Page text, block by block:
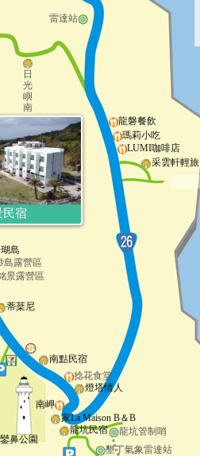
民宿
鼻公園
雷達站
龍磐餐飲
瑪莉小吃
龍坑管制哨
墾丁氣象雷達站
營區
海邊
校-南極國小
島
島露營區
景露營區
南點民宿
燈塔情人
龍坑民宿
家La Maison B＆B
蒂棻尼
采雲軒輕旅
LUMI咖啡店
南岬
捻花食堂
日
光
嶼
南